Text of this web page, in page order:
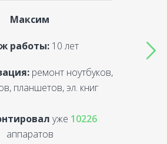
Максим
работы:10 лет
ремонт ноутбуков,
планшетов, эл. книг
уже 10226
аппаратов